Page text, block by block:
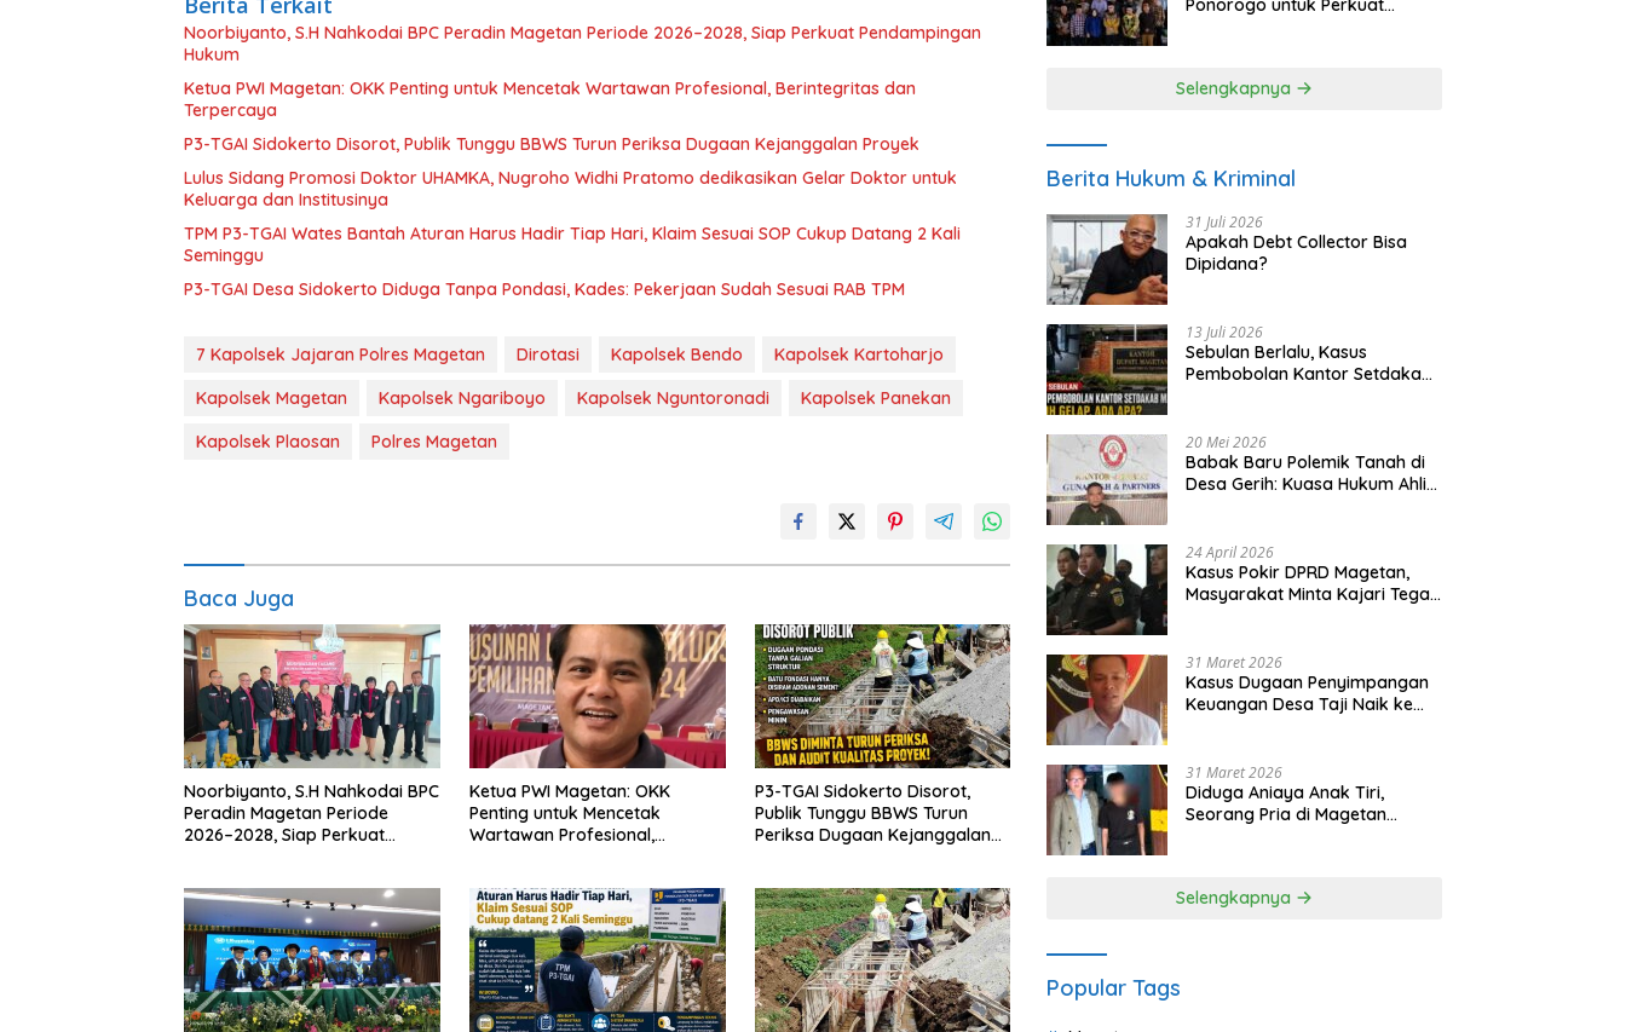
Noorbiyanto, S.H Nahkodai BPC Peradin Magetan Periode 2026–2028, Siap Perkuat Pendampingan
Hukum
Ketua PWI Magetan: OKK Penting untuk Mencetak Wartawan Profesional, Berintegritas dan
Terpercaya
P3-TGAI Sidokerto Disorot, Publik Tunggu BBWS Turun Periksa Dugaan Kejanggalan Proyek
Lulus Sidang Promosi Doktor UHAMKA, Nugroho Widhi Pratomo dedikasikan Gelar Doktor untuk
Keluarga dan Institusinya
TPM P3-TGAI Wates Bantah Aturan Harus Hadir Tiap Hari, Klaim Sesuai SOP Cukup Datang 2 Kali
Seminggu
P3-TGAI Desa Sidokerto Diduga Tanpa Pondasi, Kades: Pekerjaan Sudah Sesuai RAB TPM
7 Kapolsek Jajaran Polres Magetan Dirotasi Kapolsek Bendo
Kapolsek Kartoharjo
Kapolsek Magetan
Kapolsek Ngariboyo Kapolsek Nguntoronadi
Kapolsek Panekan
Kapolsek Plaosan
Polres Magetan
Baca Juga
Noorbiyanto, S.H Nahkodai BPC
Peradin Magetan Periode
2026–2028, Siap Perkuat
Ketua PWI Magetan: OKK
Penting untuk Mencetak
Wartawan Profesional,
P3-TGAI Sidokerto Disorot,
Publik Tunggu BBWS Turun
Periksa Dugaan Kejanggalan
Ponorogo untuk Perkuat
Selengkapnya
Berita Hukum & Kriminal
31 Juli 2026
Apakah Debt Collector Bisa
Dipidana?
13 Juli 2026
Sebulan Berlalu, Kasus
Pembobolan Kantor Setdakab
20 Mei 2026
Babak Baru Polemik Tanah di
Desa Gerih: Kuasa Hukum Ahli
24 April 2026
Kasus Pokir DPRD Magetan,
Masyarakat Minta Kajari Tegak
31 Maret 2026
Kasus Dugaan Penyimpangan
Keuangan Desa Taji Naik ke
31 Maret 2026
Diduga Aniaya Anak Tiri,
Seorang Pria di Magetan
Selengkapnya
Popular Tags